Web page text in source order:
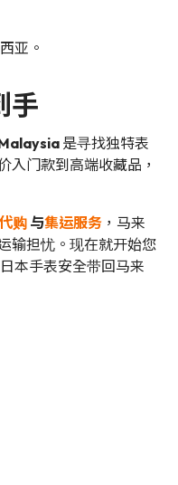
亚。
手
是寻找独特表
入门款到高端收藏品，
购 与集运服务 ，马来
输担忧。现在就开始您
本手表安全带回马来